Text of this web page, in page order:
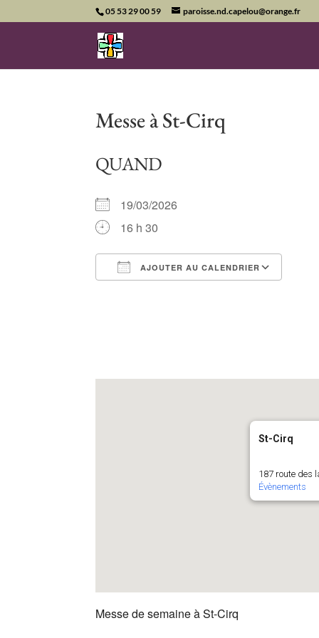
05 53 29 00 59 paroisse.nd.capelou@orange.fr
Messe à St-Cirq
QUAND
19/03/2026
16 h 30
AJOUTER AU CALENDRIER
St-Cirq
187 route des
Évènements
Messe de semaine à St-Cirq